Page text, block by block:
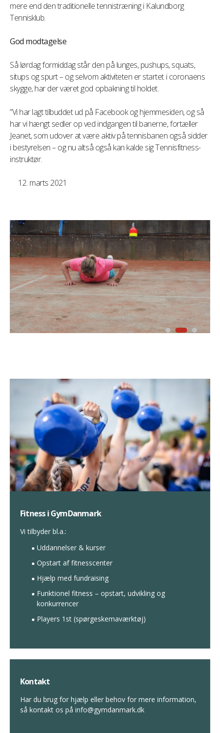
mere end den traditionelle tennistræning i Kalundborg
Tennisklub.
God modtagelse
Så lørdag formiddag står den på lunges, pushups, squats,
situps og spurt – og selvom aktiviteten er startet i coronaens
skygge, har der været god opbakning til holdet.
”Vi har lagt tilbuddet ud på Facebook og hjemmesiden, og så
har vi hængt sedler op ved indgangen til banerne, fortæller
Jeanet, som udover at være aktiv på tennisbanen også sidder
i bestyrelsen – og nu altså også kan kalde sig Tennisfitness-
instruktør.
marts 2021
Fitness i GymDanmark
Vi tilbyder bl.a.:
Uddannelser & kurser
Opstart af fitnesscenter
Hjælp med fundraising
Funktionel fitness – opstart, udvikling og
konkurrencer
Players 1st (spørgeskemaværktøj)
Kontakt
Har du brug for hjælp eller behov for mere information,
så kontakt os på info@gymdanmark.dk